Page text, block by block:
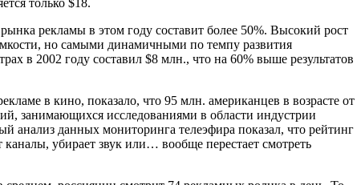
только $18.
рекламы в этом году составит более 50%. Высокий рост
но самыми динамичными по темпу развития
в 2002 году составил $8 млн., что на 60% выше результатов
в кино, показало, что 95 млн. американцев в возрасте от
занимающихся исследованиями в области индустрии
анализ данных мониторинга телеэфира показал, что рейтинг
убирает звук или… вообще перестает смотреть